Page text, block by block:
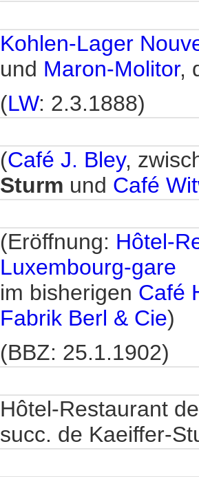
Kohlen-Lager
und Maron-Molitor,
(LW: 2.3.1888)
(Café J. Bley,
Sturm und Café
(Eröffnung: Hôtel-
Luxembourg-gare
im bisherigen Café
Fabrik Berl & Cie)
(BBZ: 25.1.1902)
Hôtel-Restaurant
succ. de Kaeiffer-